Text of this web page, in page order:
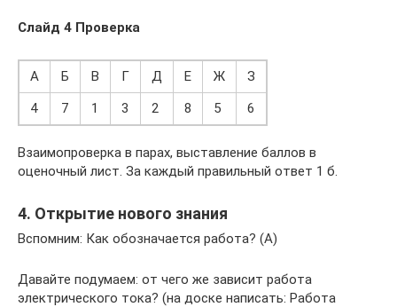
Слайд 4 Проверка
А Б В Г Д Е Ж
З
4
7 1 3 2 8 5 6
Взаимопроверка в парах, выставление баллов в
оценочный лист. За каждый правильный ответ 1 б.
4. Открытие нового знания
Вспомним: Как обозначается работа? (А)
Давайте подумаем: от чего же зависит работа
электрического тока? (на доске написать: Работа